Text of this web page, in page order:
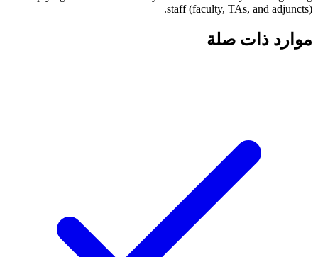
staff (faculty, TAs, and adjuncts).
موارد ذات صلة